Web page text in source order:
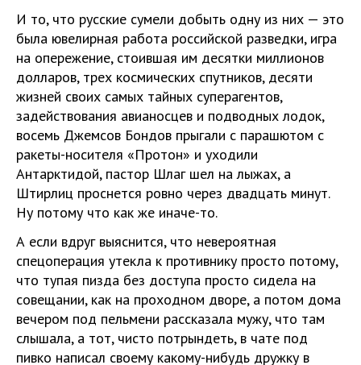
И то, что русские сумели добыть одну из них — это
была ювелирная работа российской разведки, игра
на опережение, стоившая им десятки миллионов
долларов, трех космических спутников, десяти
жизней своих самых тайных суперагентов,
задействования авианосцев и подводных лодок,
восемь Джемсов Бондов прыгали с парашютом с
ракеты-носителя «Протон» и уходили
Антарктидой, пастор Шлаг шел на лыжах, а
Штирлиц проснется ровно через двадцать минут.
Ну потому что как же иначе-то.
А если вдруг выяснится, что невероятная
спецоперация утекла к противнику просто потому,
что тупая пизда без доступа просто сидела на
совещании, как на проходном дворе, а потом дома
вечером под пельмени рассказала мужу, что там
слышала, а тот, чисто потрындеть, в чате под
пивко написал своему какому-нибудь дружку в